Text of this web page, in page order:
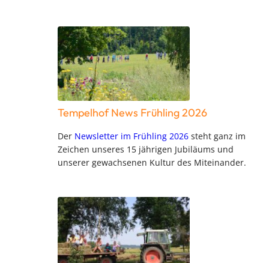
Tempelhof News Frühling 2026
Der Newsletter im Frühling 2026 steht ganz im
Zeichen unseres 15 jährigen Jubiläums und
unserer gewachsenen Kultur des Miteinander.